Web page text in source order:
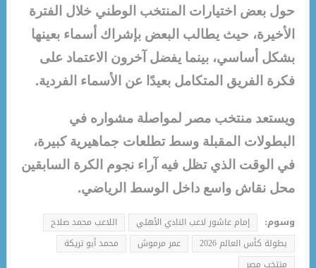
حول بعض اختيارات المنتخب الوطني خلال الفترة
الأخيرة، حيث يطالب البعض بإشراك أسماء بعينها
بشكل أساسي، بينما يفضل آخرون الاعتماد على
فكرة الفريق المتكامل بعيدًا عن الأسماء الفردية.
ويستعد منتخب مصر لمواصلة مشواره في
البطولات المقبلة وسط تطلعات جماهيرية كبيرة،
في الوقت الذي تظل فيه آراء نجوم الكرة السابقين
محل نقاش واسع داخل الوسط الرياضي.
وسوم: إمام عاشور لاعب النادي الأهلي
اللاعب محمد صلاح
بطولة كأس العالم 2026
عمر مرموش
محمد أبو تريكة
منتخب مصر